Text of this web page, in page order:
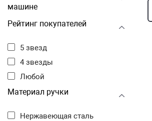
машине
Рейтинг покупателей
5 звезд
4 звезды
Любой
Материал ручки
Нержавеющая сталь